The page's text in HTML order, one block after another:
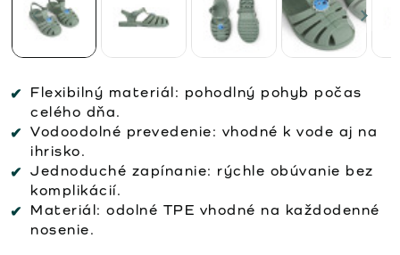
Flexibilný materiál: pohodlný pohyb počas
celého dňa.
Vodoodolné prevedenie: vhodné k vode aj na
ihrisko.
Jednoduché zapínanie: rýchle obúvanie bez
komplikácií.
Materiál: odolné TPE vhodné na každodenné
nosenie.